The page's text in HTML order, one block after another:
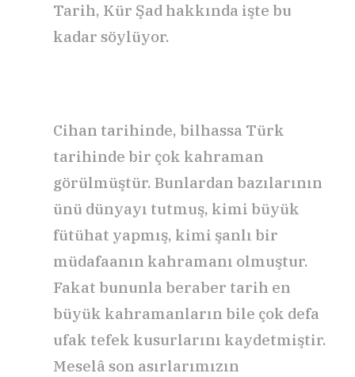
Tarih, Kür Şad hakkında işte bu
kadar söylüyor.
Cihan tarihinde, bilhassa Türk
tarihinde bir çok kahraman
görülmüştür. Bunlardan bazılarının
ünü dünyayı tutmuş, kimi büyük
fütühat yapmış, kimi şanlı bir
müdafaanın kahramanı olmuştur.
Fakat bununla beraber tarih en
büyük kahramanların bile çok defa
ufak tefek kusurlarını kaydetmiştir.
Meselâ son asırlarımızın